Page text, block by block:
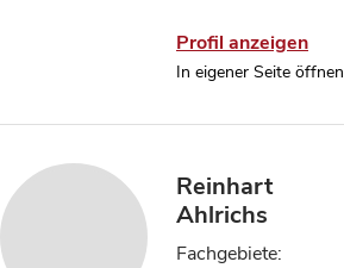
Profil anzeigen
In eigener Seite öffnen
Reinhart
Ahlrichs
Fachgebiete: